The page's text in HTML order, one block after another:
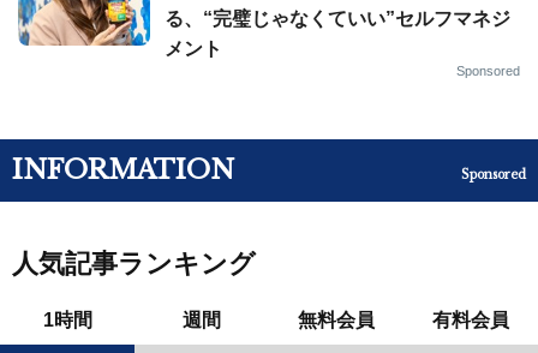
る、“完璧じゃなくていい”セルフマネジ
メント
Sponsored
INFORMATION Sponsored
人気記事ランキング
1時間 週間 無料会員 有料会員